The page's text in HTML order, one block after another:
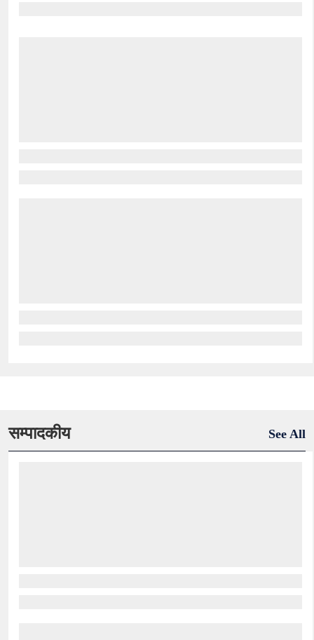
सम्पादकीय See All